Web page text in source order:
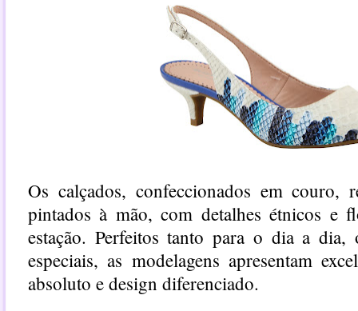
Os calçados, confeccionados em couro,
pintados à mão, com detalhes étnicos e
estação. Perfeitos tanto para o dia a dia,
especiais, as modelagens apresentam
absoluto e design diferenciado.